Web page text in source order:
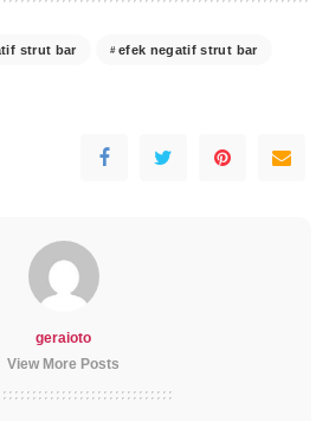
strut bar efek negatif strut bar
geraioto
View More Posts